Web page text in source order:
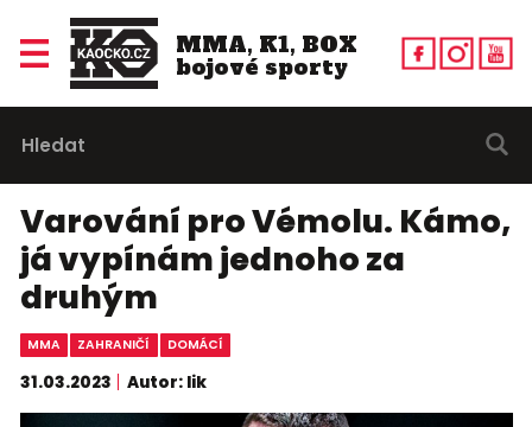
MMA, K1, BOX
bojové sporty
Varování pro Vémolu. Kámo,
já vypínám jednoho za
druhým
MMA ZAHRANIČÍ DOMÁCÍ
31.03.2023 Autor: lik